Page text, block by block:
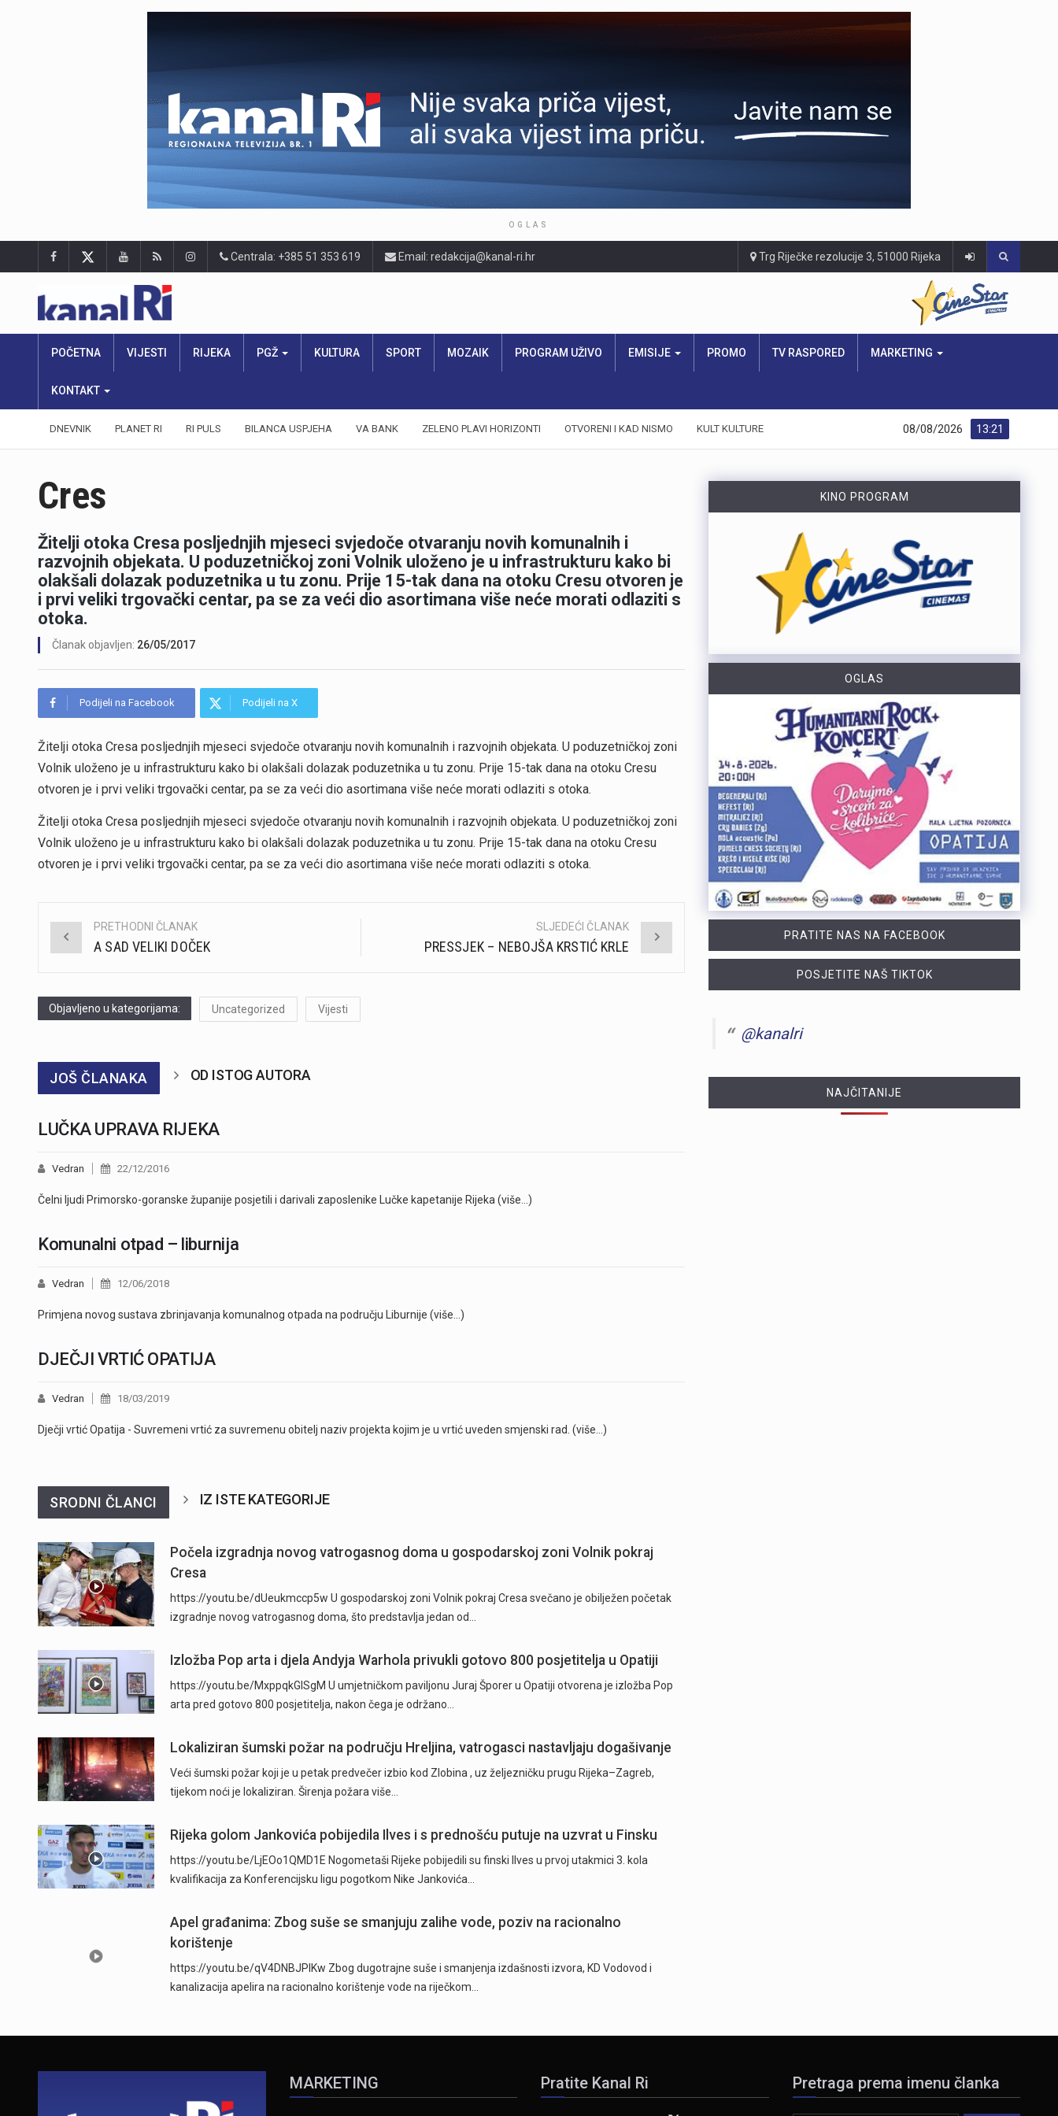
OGLAS
Centrala: +385 51 353 619 Email: redakcija@kanal-ri.hr Trg Riječke rezolucije 3, 51000 Rijeka
POČETNA VIJESTI RIJEKA PGŽ KULTURA SPORT MOZAIK PROGRAM UŽIVO EMISIJE PROMO TV RASPORED MARKETING
KONTAKT
DNEVNIK PLANET RI RI PULS BILANCA USPJEHA VA BANK ZELENO PLAVI HORIZONTI OTVORENI I KAD NISMO KULT KULTURE 13:21
08/08/2026
Cres
Žitelji otoka Cresa posljednjih mjeseci svjedoče otvaranju novih komunalnih i
razvojnih objekata. U poduzetničkoj zoni Volnik uloženo je u infrastrukturu kako bi
olakšali dolazak poduzetnika u tu zonu. Prije 15-tak dana na otoku Cresu otvoren je
i prvi veliki trgovački centar, pa se za veći dio asortimana više neće morati odlaziti s
otoka.
Članak objavljen: 26/05/2017
Podijeli na Facebook Podijeli na X
Žitelji otoka Cresa posljednjih mjeseci svjedoče otvaranju novih komunalnih i razvojnih objekata. U poduzetničkoj zoni
Volnik uloženo je u infrastrukturu kako bi olakšali dolazak poduzetnika u tu zonu. Prije 15-tak dana na otoku Cresu
otvoren je i prvi veliki trgovački centar, pa se za veći dio asortimana više neće morati odlaziti s otoka.
Žitelji otoka Cresa posljednjih mjeseci svjedoče otvaranju novih komunalnih i razvojnih objekata. U poduzetničkoj zoni
Volnik uloženo je u infrastrukturu kako bi olakšali dolazak poduzetnika u tu zonu. Prije 15-tak dana na otoku Cresu
otvoren je i prvi veliki trgovački centar, pa se za veći dio asortimana više neće morati odlaziti s otoka.
Post
PRETHODNI ČLANAK
A SAD VELIKI DOČEK
SLJEDEĆI ČLANAK
PRESSJEK – NEBOJŠA KRSTIĆ KRLE
Objavljeno u kategorijama: Uncategorized Vijesti
JOŠ ČLANAKA OD ISTOG AUTORA
LUČKA UPRAVA RIJEKA
Vedran 22/12/2016
Čelni ljudi Primorsko-goranske županije posjetili i darivali zaposlenike Lučke kapetanije Rijeka (više…)
Komunalni otpad – liburnija
Vedran 12/06/2018
Primjena novog sustava zbrinjavanja komunalnog otpada na području Liburnije (više…)
DJEČJI VRTIĆ OPATIJA
Vedran 18/03/2019
Dječji vrtić Opatija - Suvremeni vrtić za suvremenu obitelj naziv projekta kojim je u vrtić uveden smjenski rad. (više…)
SRODNI ČLANCI IZ ISTE KATEGORIJE
Počela izgradnja novog vatrogasnog doma u gospodarskoj zoni Volnik pokraj
Cresa
https://youtu.be/dUeukmccp5w U gospodarskoj zoni Volnik pokraj Cresa svečano je obilježen početak
izgradnje novog vatrogasnog doma, što predstavlja jedan od…
Izložba Pop arta i djela Andyja Warhola privukli gotovo 800 posjetitelja u Opatiji
https://youtu.be/MxppqkGISgM U umjetničkom paviljonu Juraj Šporer u Opatiji otvorena je izložba Pop
arta pred gotovo 800 posjetitelja, nakon čega je održano…
Lokaliziran šumski požar na području Hreljina, vatrogasci nastavljaju dogašivanje
Veći šumski požar koji je u petak predvečer izbio kod Zlobina , uz željezničku prugu Rijeka–Zagreb,
tijekom noći je lokaliziran. Širenja požara više…
Rijeka golom Jankovića pobijedila Ilves i s prednošću putuje na uzvrat u Finsku
https://youtu.be/LjEOo1QMD1E Nogometaši Rijeke pobijedili su finski Ilves u prvoj utakmici 3. kola
kvalifikacija za Konferencijsku ligu pogotkom Nike Jankovića…
Apel građanima: Zbog suše se smanjuju zalihe vode, poziv na racionalno
korištenje
https://youtu.be/qV4DNBJPlKw Zbog dugotrajne suše i smanjenja izdašnosti izvora, KD Vodovod i
kanalizacija apelira na racionalno korištenje vode na riječkom…
KINO PROGRAM
OGLAS
PRATITE NAS NA FACEBOOK
POSJETITE NAŠ TIKTOK
@kanalri
NAJČITANIJE
MARKETING Pratite Kanal Ri Pretraga prema imenu članka